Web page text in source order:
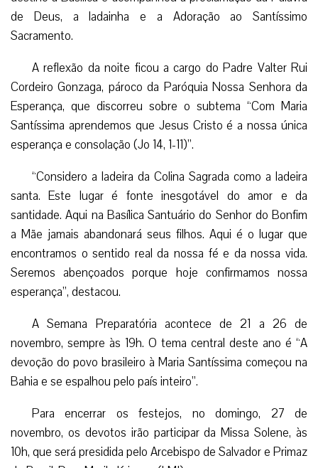
da bandeira de Nossa Senhora da Guia, na Praça do Bonfim.
Na ocasião, houve a presença dos irmãos da Devoção do
Senhor do Bonfim, do Reitor da Basílica Santuário, Padre
Edson Menezes da Silva, dos paroquianos da Paróquia
Nossa Senhora da Esperança e toda a comunidade.
Em seguida, o público seguiu em caminhada com
destino a Basílica e acompanhou a proclamação da Palavra
de Deus, a ladainha e a Adoração ao Santíssimo
Sacramento.
A reflexão da noite ficou a cargo do Padre Valter Rui
Cordeiro Gonzaga, pároco da Paróquia Nossa Senhora da
Santíssima aprendemos que Jesus Cristo é a nossa única
esperança e consolação (Jo 14, 1-11)”.
“Considero a ladeira da Colina Sagrada como a ladeira
santidade. Aqui na Basílica Santuário do Senhor do Bonfim
a Mãe jamais abandonará seus filhos. Aqui é o lugar que
encontramos o sentido real da nossa fé e da nossa vida.